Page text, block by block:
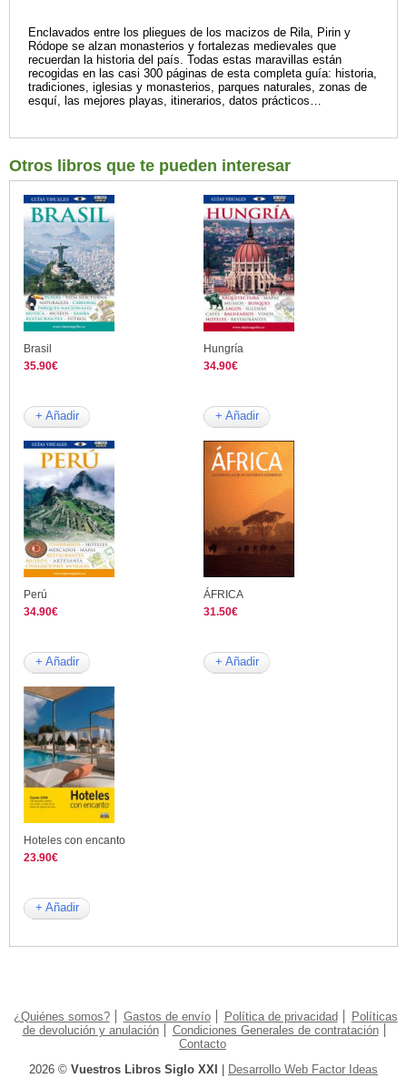
Enclavados entre los pliegues de los macizos de Rila, Pirin y
Ródope se alzan monasterios y fortalezas medievales que
recuerdan la historia del país. Todas estas maravillas están
recogidas en las casi 300 páginas de esta completa guía: historia,
tradiciones, iglesias y monasterios, parques naturales, zonas de
esquí, las mejores playas, itinerarios, datos prácticos…
Otros libros que te pueden interesar
Brasil
35.90€
+ Añadir
Hungría
34.90€
+ Añadir
Perú
34.90€
+ Añadir
ÁFRICA
31.50€
+ Añadir
Hoteles con encanto
23.90€
+ Añadir
¿Quiénes somos? Gastos de envío Política de privacidad
Políticas
de devolución y anulación
Condiciones Generales de contratación
Contacto
2026 © Vuestros Libros Siglo XXI Desarrollo Web Factor Ideas